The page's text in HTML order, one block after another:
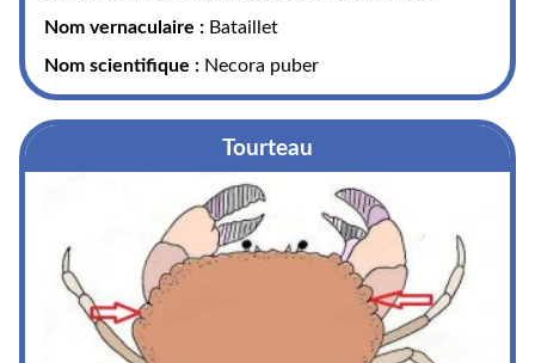
Nom vernaculaire : Bataillet
Nom scientifique : Necora puber
Tourteau